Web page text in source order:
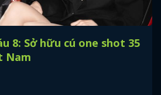
8: Sở hữu cú one shot 35
Nam